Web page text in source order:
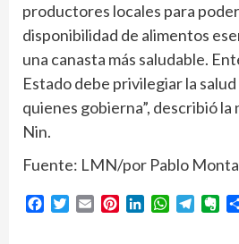
productores locales para
disponibilidad de alimentos
una canasta más saludable.
Estado debe privilegiar la salud
quienes gobierna”, describió
Nin.
Fuente: LMN/por Pablo
Facebook
Twitter
Email PinterestLinkedInWhatsApp